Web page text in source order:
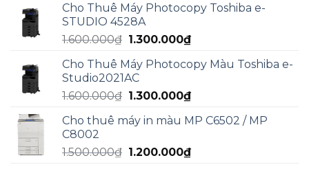
2.000.000₫.là:
Cho Thuê Máy Photocopy Toshiba e-
STUDIO 4528A
1.600.000₫ Giá
là:
1.600.000₫.
1.300.000₫Giá
tại
1.300.000₫.
Cho Thuê Máy Photocopy Màu Toshiba e-
Studio2021AC
1.600.000₫ Giá
là:
1.300.000₫Giá
tại
1.300.000₫.
Cho thuê máy in màu MP C6502 / MP
C8002
1.500.000₫ Giá
1.200.000₫Giá